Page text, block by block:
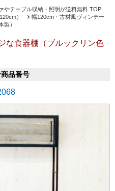
やテーブル収納・照明が送料無料 TOP
）
幅120cm・古材風ヴィンテー
製）
な食器棚（ブルックリン色
品番号